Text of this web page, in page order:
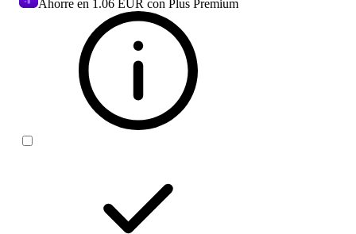
Ahorre en 1.06 EUR con Plus Premium